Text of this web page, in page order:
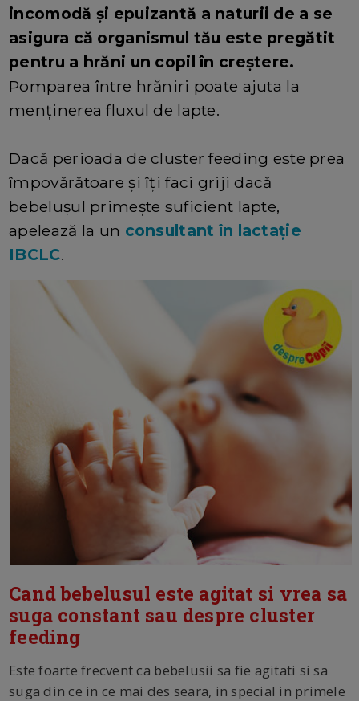
incomodă și epuizantă a naturii de a se
asigura că organismul tău este pregătit
pentru a hrăni un copil în creștere.
Pomparea între hrăniri poate ajuta la
menținerea fluxul de lapte.
Dacă perioada de cluster feeding este prea
împovărătoare și îți faci griji dacă
bebelușul primește suficient lapte,
apelează la un consultant în lactație
IBCLC.
Cand bebelusul este agitat si vrea sa
suga constant sau despre cluster
feeding
Este foarte frecvent ca bebelusii sa fie agitati si sa
suga din ce in ce mai des seara, in special in primele